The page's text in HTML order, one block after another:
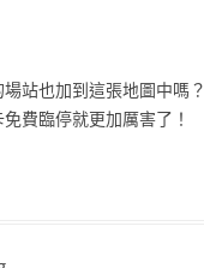
站也加到這張地圖中嗎？
費臨停就更加厲害了！